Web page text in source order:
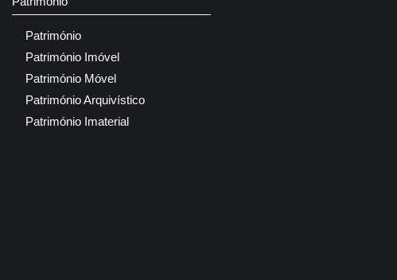
Património
Património Imóvel
Património Móvel
Património Arquivístico
Património Imaterial